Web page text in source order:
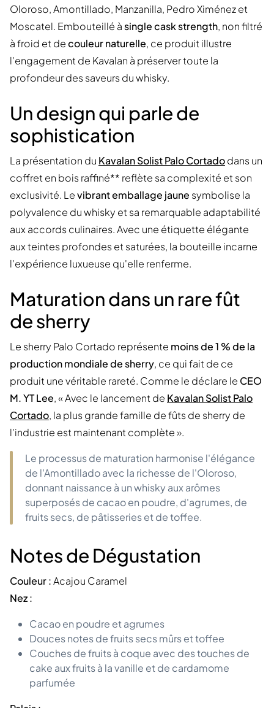
Oloroso, Amontillado, Manzanilla, Pedro Ximénez et
Moscatel. Embouteillé àsingle cask strength, non filtré
à froid et decouleur naturelle, ce produit illustre
l'engagement de Kavalan à préserver toute la
profondeur des saveurs du whisky.
Un design qui parle de
sophistication
La présentation du Kavalan Solist Palo Cortadodans un
coffret en bois raffiné** reflète sa complexité et son
exclusivité. Levibrant emballage jaune symbolise la
polyvalence du whisky et sa remarquable adaptabilité
aux accords culinaires. Avec une étiquette élégante
aux teintes profondes et saturées, la bouteille incarne
l'expérience luxueuse qu'elle renferme.
Maturation dans un rare fût
de sherry
Le sherry Palo Cortado représente moins de 1 % de la
production mondiale de sherry, ce qui fait de ce
produit une véritable rareté. Comme le déclare le CEO
M. YT Lee, « Avec le lancement de Kavalan Solist Palo
Cortado, la plus grande famille de fûts de sherry de
l'industrie est maintenant complète ».
Le processus de maturation harmonise l'élégance
de l'Amontillado avec la richesse de l'Oloroso,
donnant naissance à un whisky aux arômes
superposés de cacao en poudre, d'agrumes, de
fruits secs, de pâtisseries et de toffee.
Notes de Dégustation
Couleur :Acajou Caramel
Nez :
Cacao en poudre et agrumes
Douces notes de fruits secs mûrs et toffee
Couches de fruits à coque avec des touches de
cake aux fruits à la vanille et de cardamome
parfumée